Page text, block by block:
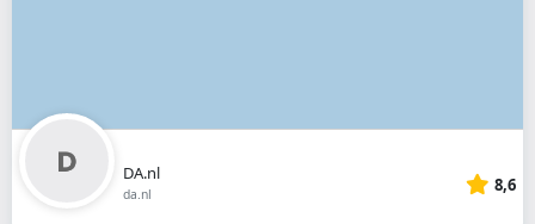
DA.nl
da.nl 8,6